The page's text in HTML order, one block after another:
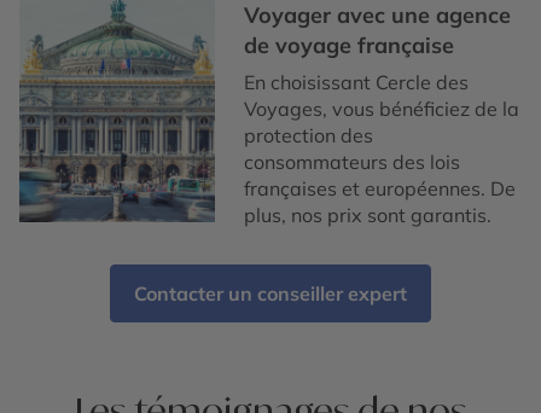
Voyager avec une agence
de voyage française
En choisissant Cercle des
Voyages, vous bénéficiez de la
protection des
consommateurs des lois
françaises et européennes. De
plus, nos prix sont garantis.
Contacter un conseiller expert